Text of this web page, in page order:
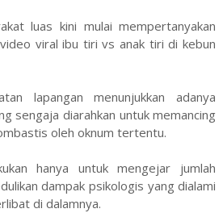
luas kini mulai mempertanyakan
viral ibu tiri vs anak tiri di kebun
lapangan menunjukkan adanya
sengaja diarahkan untuk memancing
oleh oknum tertentu.
hanya untuk mengejar jumlah
dampak psikologis yang dialami
di dalamnya.